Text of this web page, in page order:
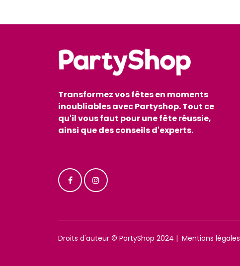
Transformez vos fêtes en moments
inoubliables avec Partyshop. Tout ce
qu'il vous faut pour une fête réussie,
ainsi que des conseils d'experts.
Droits d'auteur © PartyShop 2024 | Mentions légales